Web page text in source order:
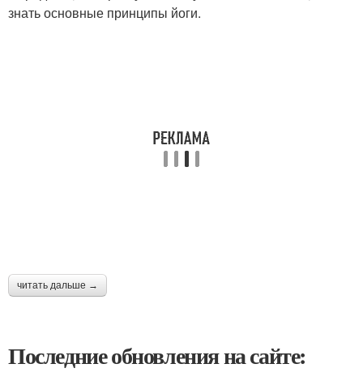
знать основные принципы йоги.
читать дальше →
Последние обновления на сайте: